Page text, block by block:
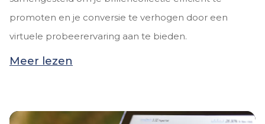
promoten en je conversie te verhogen door een
virtuele probeerervaring aan te bieden.
Meer lezen